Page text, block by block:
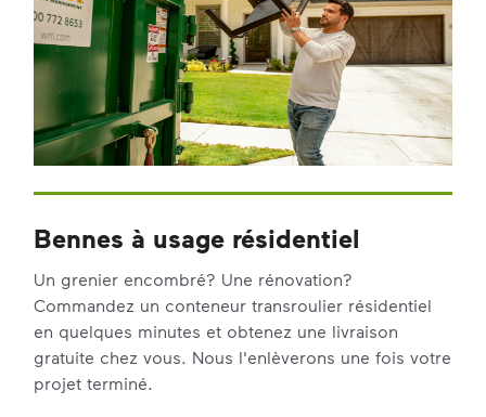
Bennes à usage résidentiel
Un grenier encombré? Une rénovation?
Commandez un conteneur transroulier résidentiel
en quelques minutes et obtenez une livraison
gratuite chez vous. Nous l'enlèverons une fois votre
projet terminé.